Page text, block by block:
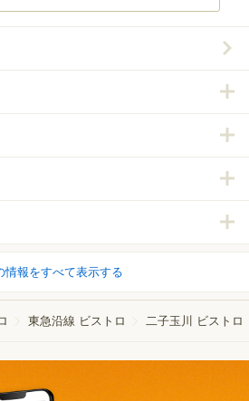
情報をすべて表示する
東急沿線 ビストロ 二子玉川 ビストロ